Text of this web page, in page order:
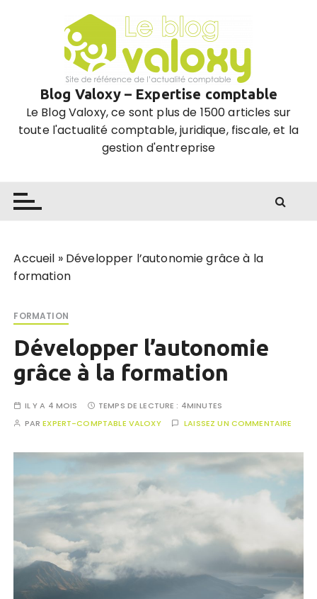
Blog Valoxy – Expertise comptable
Le Blog Valoxy, ce sont plus de 1500 articles sur
toute l'actualité comptable, juridique, fiscale, et la
gestion d'entreprise
Accueil » Développer l’autonomie grâce à la
formation
FORMATION
Développer l’autonomie
grâce à la formation
IL Y A 4 MOIS TEMPS DE LECTURE : 4MINUTES
PAREXPERT-COMPTABLE VALOXY LAISSEZ UN COMMENTAIRE